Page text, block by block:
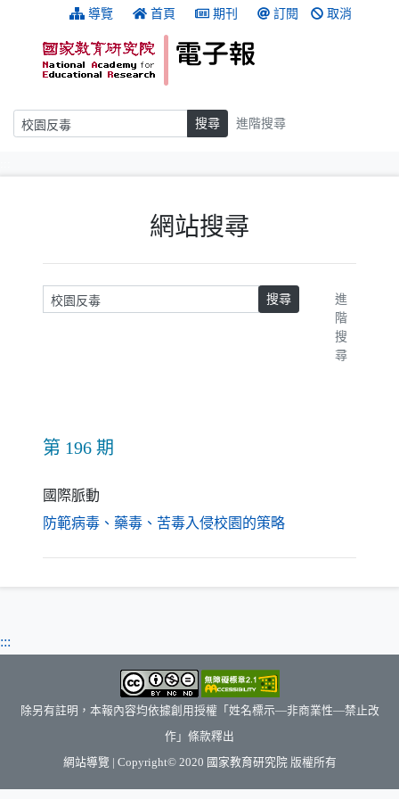
跳到主要內容 導覽 首頁 期刊 訂閱 取消
搜尋 搜尋 進階搜尋
網站搜尋
請輸入關鍵字 搜尋
進
階
搜
尋
第 196 期
國際脈動
防範病毒、藥毒、苦毒入侵校園的策略（另開新視窗）
:::
除另有註明，本報內容均依據創用授權「姓名標示—非商業性—禁止改
作」條款釋出
網站導覽 | Copyright© 2020 國家教育研究院（另開新視窗）
版權所有